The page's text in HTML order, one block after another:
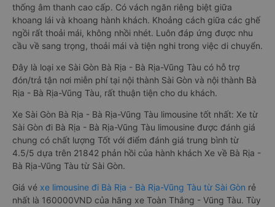
thống âm thanh cao cấp. Có vách ngăn riêng biệt giữa
khoang lái và khoang hành khách. Khoảng cách giữa các ghế
ngồi rất thoải mái, không nhồi nhét. Luôn đáp ứng được nhu
cầu về sang trọng, thoải mái và tiện nghi trong việc di chuyển.
Đây là loại xe Sài Gòn Bà Rịa - Bà Rịa-Vũng Tàu có hỗ trợ
đón/trả tận nơi miễn phí tại nội thành Sài Gòn và nội thành Bà
Rịa - Bà Rịa-Vũng Tàu, rất thuận tiện cho du khách.
Xe Sài Gòn Bà Rịa - Bà Rịa-Vũng Tàu limousine tốt nhất: Xe từ
Sài Gòn đi Bà Rịa - Bà Rịa-Vũng Tàu limousine được đánh giá
chung có chất lượng Tốt với điểm đánh giá trung bình từ
4.5/5 dựa trên 21842 phản hồi của hành khách Xe về Bà Rịa -
Bà Rịa-Vũng Tàu từ Sài Gòn.
Giá vé xe limousine đi Bà Rịa - Bà Rịa-Vũng Tàu từ Sài Gòn rẻ
nhất là 160000VND của hãng xe Toàn Thắng - Vũng Tàu. Tùy